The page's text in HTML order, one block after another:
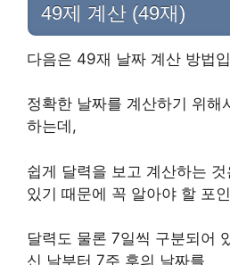
49제 계산 (49재)
다음은 49재 날짜 계산 방법
정확한 날짜를 계산하기 위해
하는데,
쉽게 달력을 보고 계산하는
있기 때문에 꼭 알아야 할 포
달력도 물론 7일씩 구분되어
신 날부터 7주 후의 날짜를